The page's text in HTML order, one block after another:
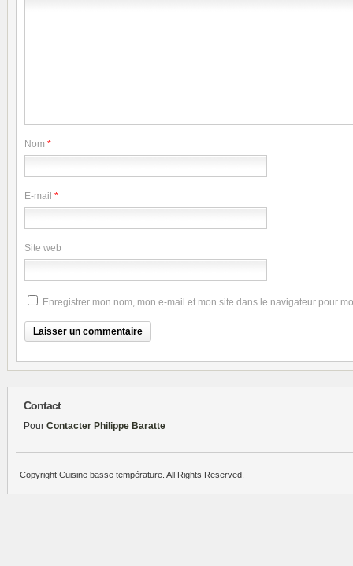
Nom *
E-mail *
Site web
Enregistrer mon nom, mon e-mail et mon site dans le navigateur pour
Contact
Pour Contacter Philippe Baratte
Copyright Cuisine basse température. All Rights Reserved.